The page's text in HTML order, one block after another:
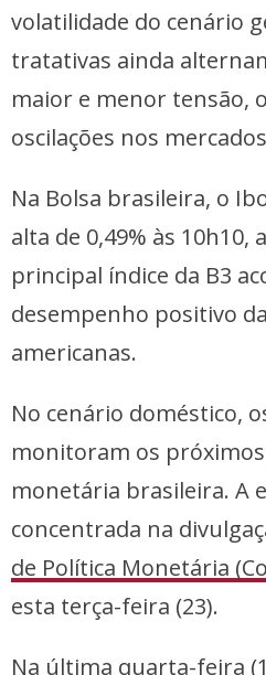
volatilidade do cenário
tratativas ainda
maior e menor tensão,
oscilações nos
Na Bolsa brasileira, o
alta de 0,49% às 10h10,
principal índice da B3
desempenho positivo
americanas.
No cenário doméstico,
monitoram os
monetária brasileira. A
concentrada na
de Política Monetária
esta terça-feira (23).
Na última quarta-feira